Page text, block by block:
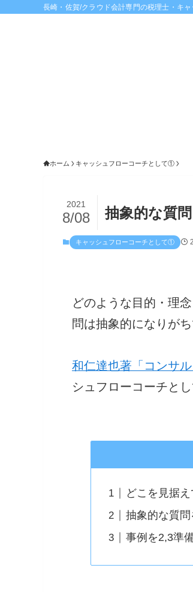
長崎・佐賀/クラウド会計専門の税理士・キ
ホーム キャッシュフローコーチとして①
抽象的な質
2021
8/08
キャッシュフローコーチとして①
どのような目的・理
問は抽象的になりがち
和仁達也著「コンサ
シュフローコーチとし
どこを見据
抽象的な質
事例を2,3準